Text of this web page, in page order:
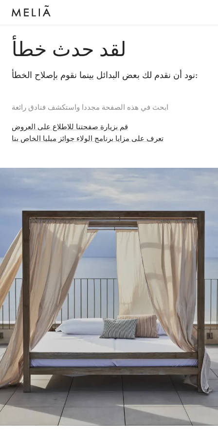
لقد حدث خطأ
نود أن نقدم لك بعض البدائل بينما نقوم بإصلاح الخطأ:
ابحث في هذه الصفحة مجددا واستكشف فنادق رائعة
قم بزيارة صفحتنا للاطلاع على العروض
تعرف على مزايا برنامج الولاء جوائز ميليا الخاص بنا